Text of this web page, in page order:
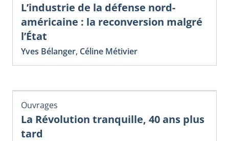
L’industrie de la défense nord-
américaine : la reconversion malgré
l’État
Yves Bélanger, Céline Métivier
Ouvrages
La Révolution tranquille, 40 ans plus
tard